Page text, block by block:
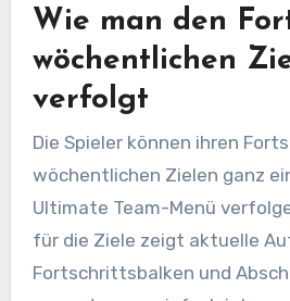
Wie man den
wöchentlichen
verfolgt
Die Spieler können ihren
wöchentlichen Zielen ganz
Ultimate Team-Menü
für die Ziele zeigt aktuelle
Fortschrittsbalken und